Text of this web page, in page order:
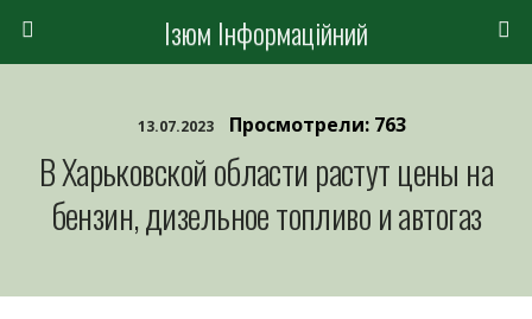
Ізюм Інформаційний
13.07.2023 Просмотрели: 763
В Харьковской области растут цены на
бензин, дизельное топливо и автогаз